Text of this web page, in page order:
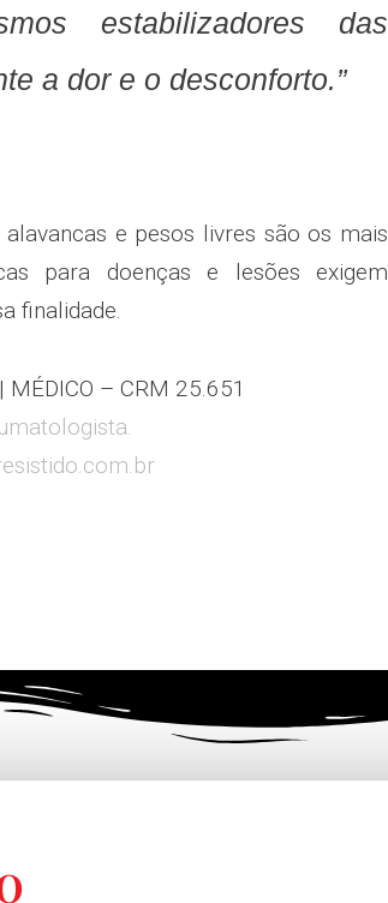
estabilizadores das
a dor e o desconforto.”
e pesos livres são os mais
para doenças e lesões exigem
finalidade.
– CRM 25.651